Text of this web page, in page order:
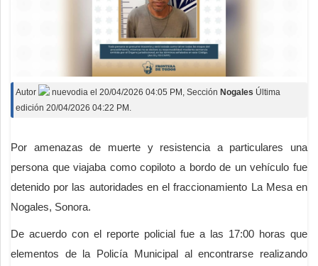
Autor nuevodia el 20/04/2026 04:05 PM , Sección Nogales Última
edición 20/04/2026 04:22 PM.
Por amenazas de muerte y resistencia a particulares una
persona que viajaba como copiloto a bordo de un vehículo fue
detenido por las autoridades en el fraccionamiento La Mesa en
Nogales, Sonora.
De acuerdo con el reporte policial fue a las 17:00 horas que
elementos de la Policía Municipal al encontrarse realizando